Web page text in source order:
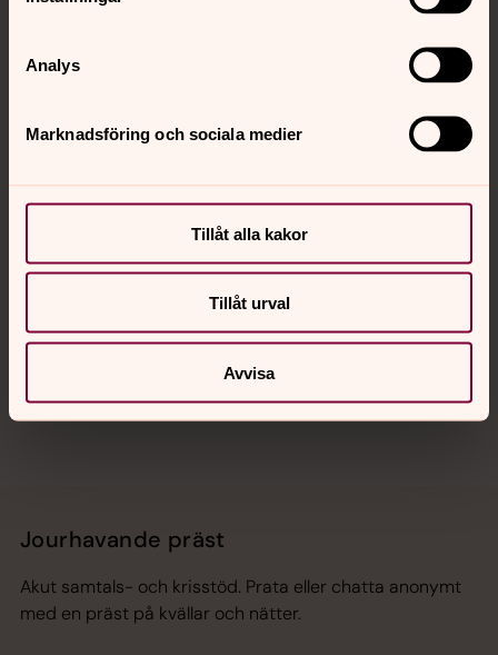
Analys
Marknadsföring och sociala medier
Tillåt alla kakor
Tillåt urval
Avvisa
Kalender
Hitta snabbt
Jourhavande präst
Akut samtals- och krisstöd. Prata eller chatta anonymt
med en präst på kvällar och nätter.